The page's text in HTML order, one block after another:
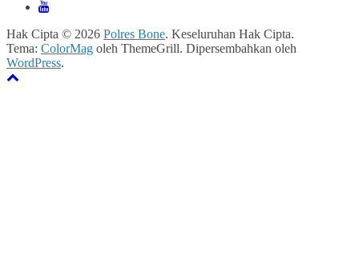
Hak Cipta © 2026 Polres Bone. Keseluruhan Hak Cipta.
Tema: ColorMag oleh ThemeGrill. Dipersembahkan oleh
WordPress.